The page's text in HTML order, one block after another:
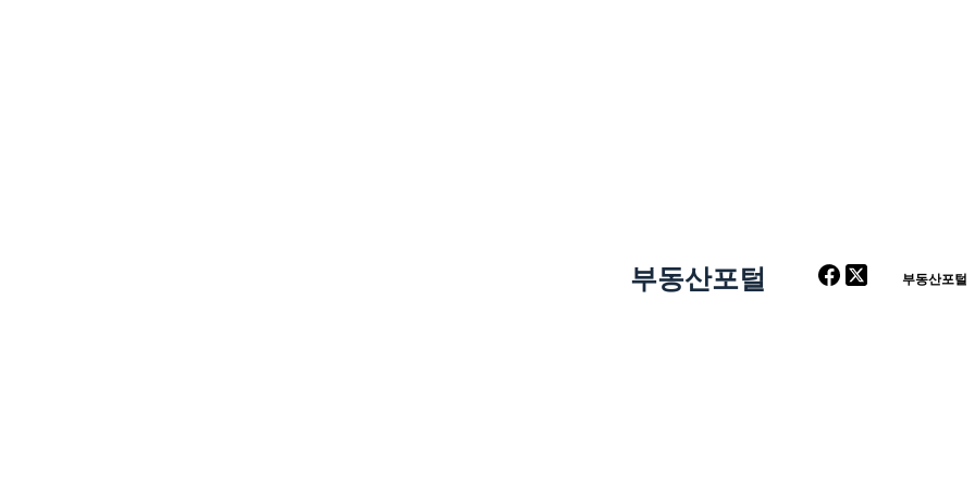
부동산포털 부동산포털